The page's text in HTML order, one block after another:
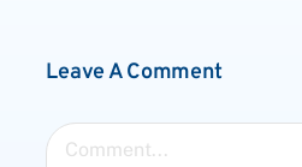
Leave A Comment
Comment